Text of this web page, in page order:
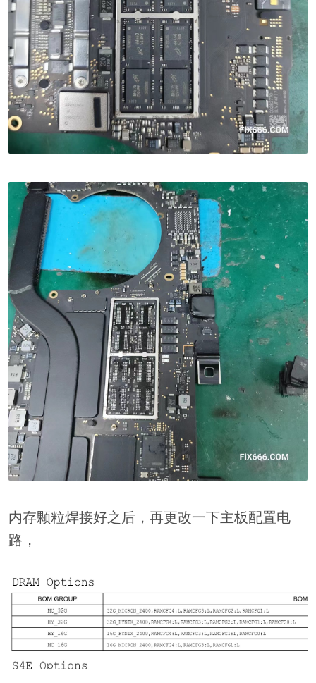
内存颗粒焊接好之后，再更改一下主板配置电
路，